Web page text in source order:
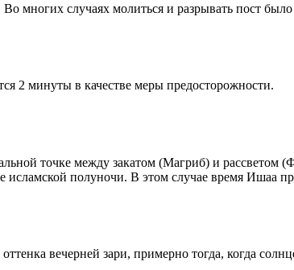
многих случаях молиться и разрывать пост
2 минуты в качестве меры предосторожности.
точке между закатом (Магриб) и рассветом
полуночи. В этом случае время Ишаа
вечерней зари, примерно тогда, когда